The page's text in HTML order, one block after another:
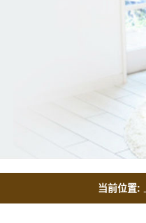
当前位置: